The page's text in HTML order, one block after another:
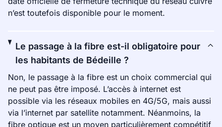
n’est toutefois disponible pour le moment.
Le passage à la fibre est-il obligatoire pour
les habitants de Bédeille ?
Non, le passage à la fibre est un choix commercial qui
ne peut pas être imposé. L’accès à internet est
possible via les réseaux mobiles en 4G/5G, mais aussi
via l’internet par satellite notamment. Néanmoins, la
fibre optique est un moyen particulièrement compétitif